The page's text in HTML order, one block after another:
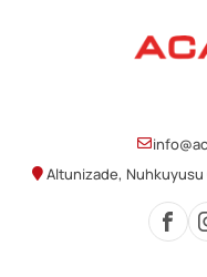
Altunizade, Nuhkuyusu